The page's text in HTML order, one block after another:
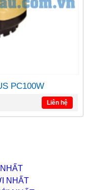
PC100W
Liên hệ
NHẤT